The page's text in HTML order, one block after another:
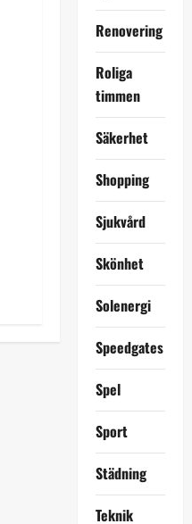
Renovering
Roliga
timmen
Säkerhet
Shopping
Sjukvård
Skönhet
Solenergi
Speedgates
Spel
Sport
Städning
Teknik